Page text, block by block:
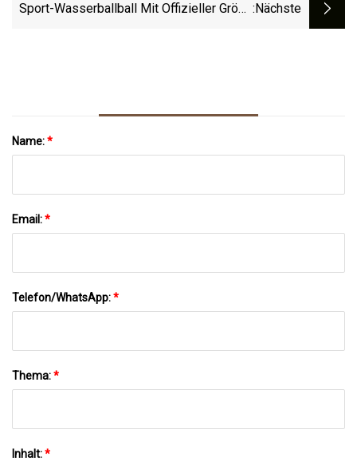
Sport-Wasserballball Mit Offizieller Größe :nächste
Name:*
Email:*
Telefon/WhatsApp:*
Thema:*
Inhalt:*